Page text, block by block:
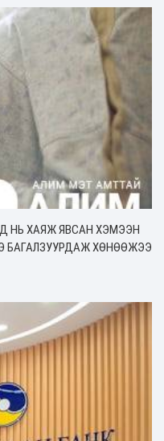
НЬ ХАЯЖ ЯВСАН ХЭМЭЭН
БАГАЛЗУУРДАЖ ХӨНӨӨЖЭЭ